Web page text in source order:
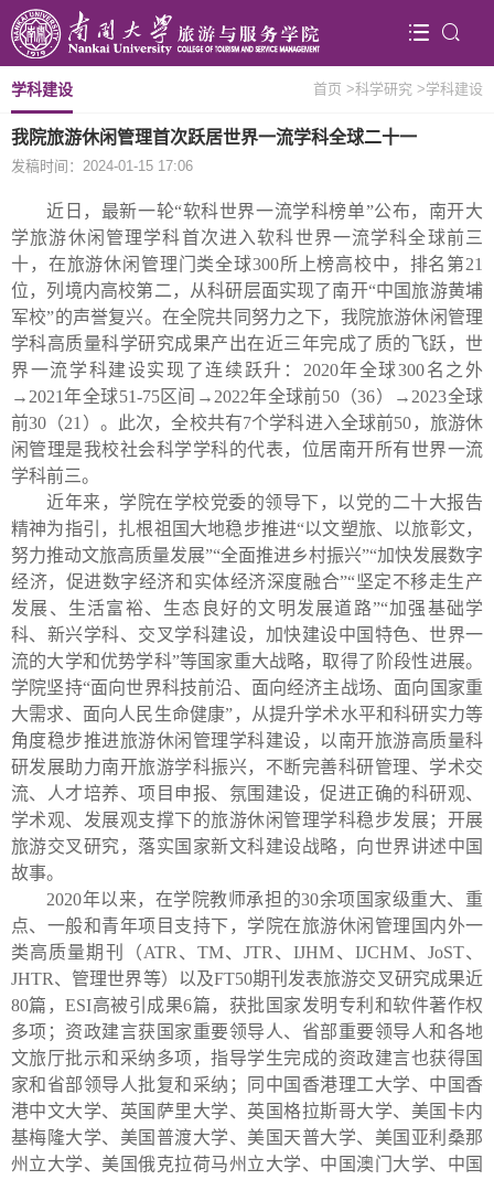
首页 >科学研究 >学科建设
学科建设
我院旅游休闲管理首次跃居世界一流学科全球二十一
发稿时间：2024-01-15 17:06
近日，最新一轮“软科世界一流学科榜单”公布，南开大
学旅游休闲管理学科首次进入软科世界一流学科全球前三
十，在旅游休闲管理门类全球300所上榜高校中，排名第21
位，列境内高校第二，从科研层面实现了南开“中国旅游黄埔
军校”的声誉复兴。在全院共同努力之下，我院旅游休闲管理
学科高质量科学研究成果产出在近三年完成了质的飞跃，世
界一流学科建设实现了连续跃升： 2020年全球300名之外
→ 2021年全球51-75区间→ 2022年全球前50（36）→ 2023全球
前30 （21 ）。此次，全校共有7个学科进入全球前50 ，旅游休
闲管理是我校社会科学学科的代表，位居南开所有世界一流
学科前三。
近年来，学院在学校党委的领导下，以党的二十大报告
精神为指引，扎根祖国大地稳步推进“以文塑旅、以旅彰文，
努力推动文旅高质量发展”“全面推进乡村振兴”“加快发展数字
经济，促进数字经济和实体经济深度融合”“坚定不移走生产
发展、生活富裕、生态良好的文明发展道路”“加强基础学
科、新兴学科、交叉学科建设，加快建设中国特色、世界一
流的大学和优势学科”等国家重大战略，取得了阶段性进展。
学院坚持“面向世界科技前沿、面向经济主战场、面向国家重
大需求、面向人民生命健康”，从提升学术水平和科研实力等
角度稳步推进旅游休闲管理学科建设，以南开旅游高质量科
研发展助力南开旅游学科振兴，不断完善科研管理、学术交
流、人才培养、项目申报、氛围建设，促进正确的科研观、
学术观、发展观支撑下的旅游休闲管理学科稳步发展；开展
旅游交叉研究，落实国家新文科建设战略，向世界讲述中国
故事。
2020年以来，在学院教师承担的30余项国家级重大、重
点、一般和青年项目支持下，学院在旅游休闲管理国内外一
类高质量期刊（ATR 、TM、JTR 、IJHM、 IJCHM、 JoST、
JHTR、管理世界等）以及FT50期刊发表旅游交叉研究成果近
80篇，ESI高被引成果6篇，获批国家发明专利和软件著作权
多项；资政建言获国家重要领导人、省部重要领导人和各地
文旅厅批示和采纳多项，指导学生完成的资政建言也获得国
家和省部领导人批复和采纳；同中国香港理工大学、中国香
港中文大学、英国萨里大学、英国格拉斯哥大学、美国卡内
基梅隆大学、美国普渡大学、美国天普大学、美国亚利桑那
州立大学、美国俄克拉荷马州立大学、中国澳门大学、中国